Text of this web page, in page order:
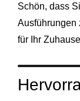
Schön, dass
Ausführungen
für Ihr